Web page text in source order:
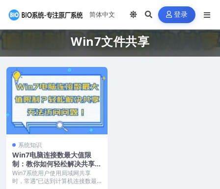
登录
Win7文件共享
系统知识
Win7电脑连接数最大值限
制：教你如何轻松解决共享无
法访问问题
Win7系统用户使用局域网共享
时，常遇“已达到计算机连接数最